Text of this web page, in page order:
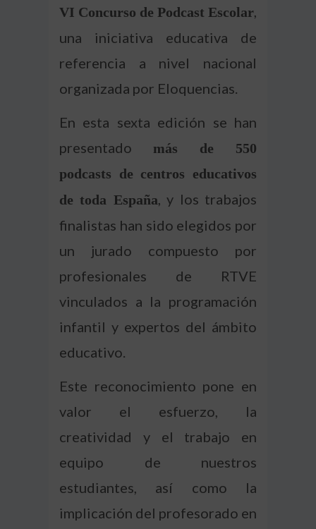
VI Concurso de Podcast Escolar,
una iniciativa educativa de
referencia a nivel nacional
organizada por Eloquencias.
En esta sexta edición se han
presentado más de 550
podcasts de centros educativos
de toda España, y los trabajos
finalistas han sido elegidos por
un jurado compuesto por
profesionales de RTVE
vinculados a la programación
infantil y expertos del ámbito
educativo.
Este reconocimiento pone en
valor el esfuerzo, la
creatividad y el trabajo en
equipo de nuestros
estudiantes, así como la
implicación del profesorado en